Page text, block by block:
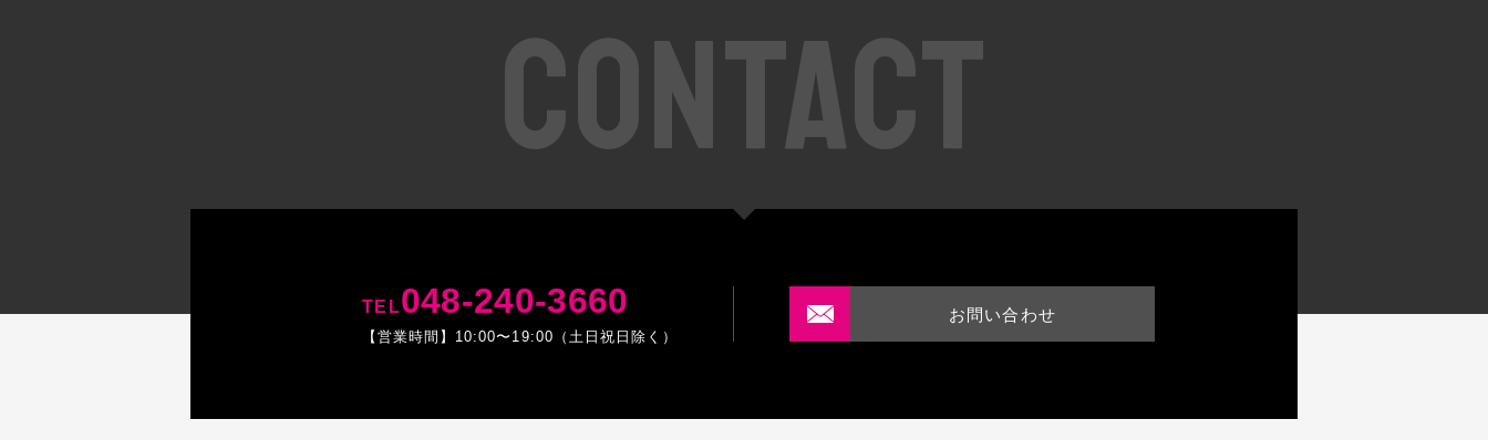
CONTACT
お問い合わせ
TEL048-240-3660
【営業時間】10:00〜19:00（土日祝日除く）